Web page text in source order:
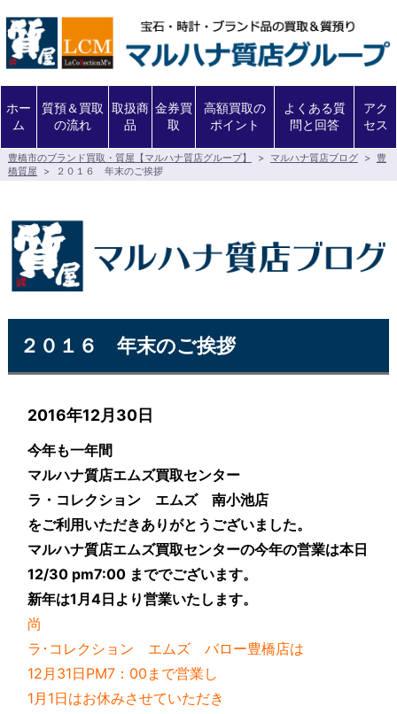
ホー
ム
質預＆買取
の流れ
取扱商
品
金券買
取
高額買取の
ポイント
よくある質
問と回答
アク
セス
豊橋市のブランド買取・質屋【マルハナ質店グループ】 > マルハナ質店ブログ >
豊
橋質屋
> ２０１６ 年末のご挨拶
２０１６ 年末のご挨拶
2016年12月30日
今年も一年間
マルハナ質店エムズ買取センター
ラ・コレクション エムズ 南小池店
をご利用いただきありがとうございました。
マルハナ質店エムズ買取センターの今年の営業は本日
12/30 pm7:00 まででございます。
新年は1月4日より営業いたします。
尚
ラ･コレクション エムズ バロー豊橋店は
12月31日PM7：00まで営業し
1月1日はお休みさせていただき